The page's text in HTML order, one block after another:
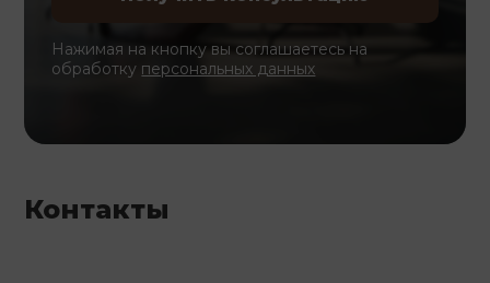
Нажимая на кнопку вы соглашаетесь на
обработку персональных данных
Контакты